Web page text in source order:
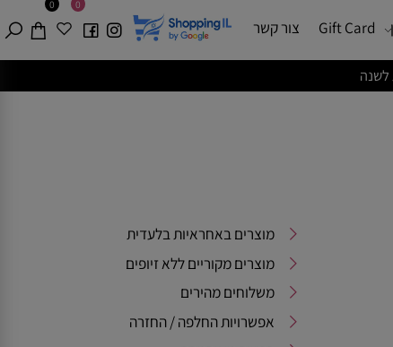
0 0
Gift Card צור קשר
מוצרים באחראיות בלעדית
מוצרים מקוריים ללא זיופים
משלוחים מהירים
אפשרויות החלפה / החזרה